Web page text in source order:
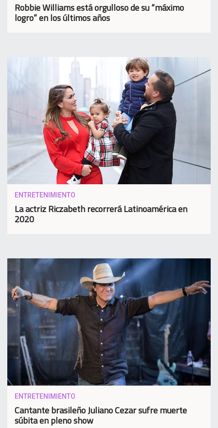
Robbie Williams está orgulloso de su “máximo
logro” en los últimos años
ENTRETENIMIENTO
La actriz Riczabeth recorrerá Latinoamérica en
2020
ENTRETENIMIENTO
Cantante brasileño Juliano Cezar sufre muerte
súbita en pleno show